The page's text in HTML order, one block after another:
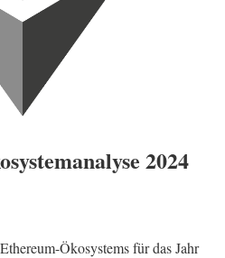
2024
Ökosystems für das Jahr